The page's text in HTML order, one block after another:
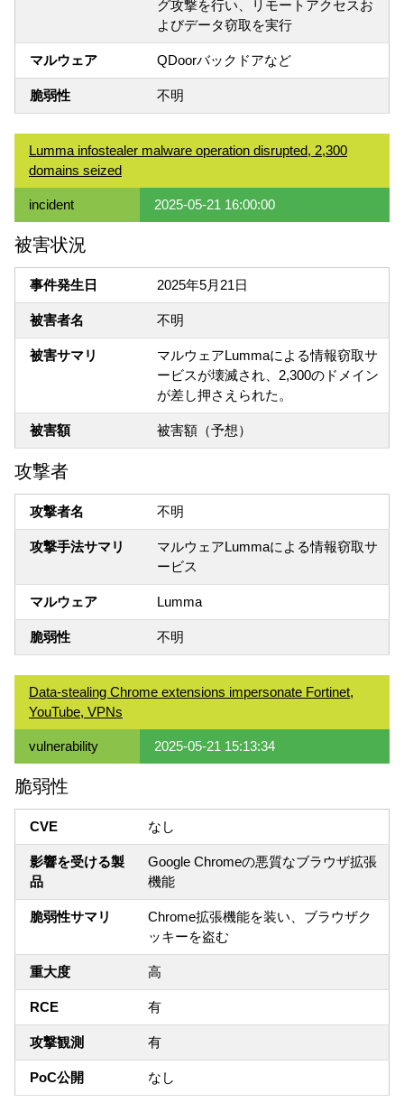
グ攻撃を行い、リモートアクセスお
よびデータ窃取を実行
マルウェア QDoorバックドアなど
脆弱性 不明
Lumma infostealer malware operation disrupted, 2,300
domains seized
incident 2025-05-21 16:00:00
被害状況
事件発生日 2025年5月21日
被害者名 不明
被害サマリ
マルウェアLummaによる情報窃取サ
ービスが壊滅され、2,300のドメイン
が差し押さえられた。
被害額 被害額（予想）
攻撃者
攻撃者名 不明
攻撃手法サマリ
マルウェアLummaによる情報窃取サ
ービス
マルウェア Lumma
脆弱性 不明
Data-stealing Chrome extensions impersonate Fortinet,
YouTube, VPNs
vulnerability 2025-05-21 15:13:34
脆弱性
CVE なし
影響を受ける製
品
Google Chromeの悪質なブラウザ拡張
機能
脆弱性サマリ
Chrome拡張機能を装い、ブラウザク
ッキーを盗む
重大度 高
RCE 有
攻撃観測 有
PoC公開 なし